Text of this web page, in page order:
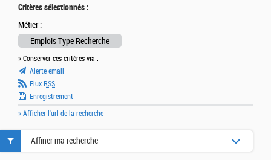
Critères sélectionnés :
Métier :
Emplois Type Recherche
» Conserver ces critères via :
Alerte email
Flux RSS
Enregistrement
» Afficher l'url de la recherche
Affiner ma recherche